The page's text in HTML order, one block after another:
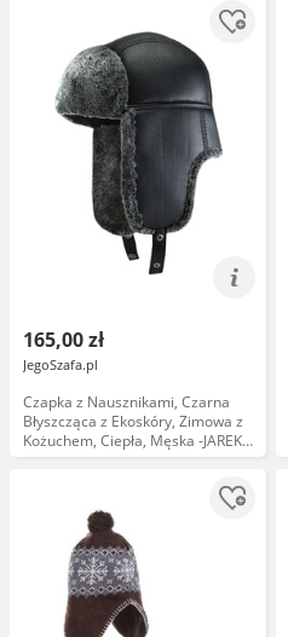
165,00 zł
JegoSzafa.pl
Czapka z Nausznikami, Czarna
Błyszcząca z Ekoskóry, Zimowa z
Kożuchem, Ciepła, Męska -JAREK
CPAJARUSZANKAAWUP061czarnablysk